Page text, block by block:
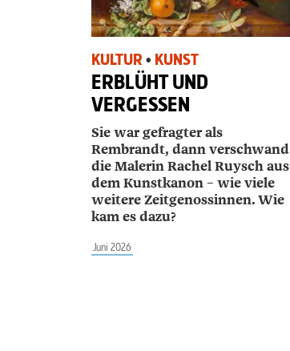
KULTUR • KUNST
ERBLÜHT UND
VERGESSEN
Sie war gefragter als
Rembrandt, dann verschwand
die Malerin ­Rachel Ruysch aus
dem Kunstkanon – wie viele
weitere Zeitgenossinnen. Wie
kam es dazu?
Juni 2026